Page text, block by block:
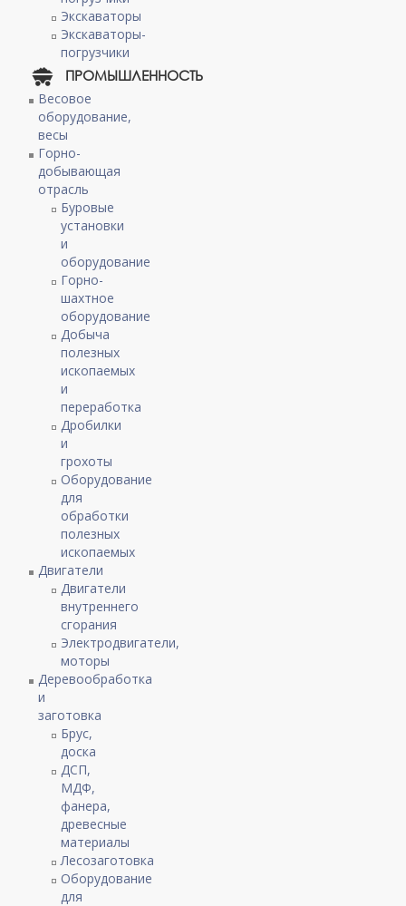
Экскаваторы
Экскаваторы-
погрузчики
ПРОМЫШЛЕННОСТЬ
Весовое
оборудование,
весы
Горно-
добывающая
отрасль
Буровые
установки
и
оборудование
Горно-
шахтное
оборудование
Добыча
полезных
ископаемых
и
переработка
Дробилки
и
грохоты
Оборудование
для
обработки
полезных
ископаемых
Двигатели
Двигатели
внутреннего
сгорания
Электродвигатели,
моторы
Деревообработка
и
заготовка
Брус,
доска
ДСП,
МДФ,
фанера,
древесные
материалы
Лесозаготовка
Оборудование
для